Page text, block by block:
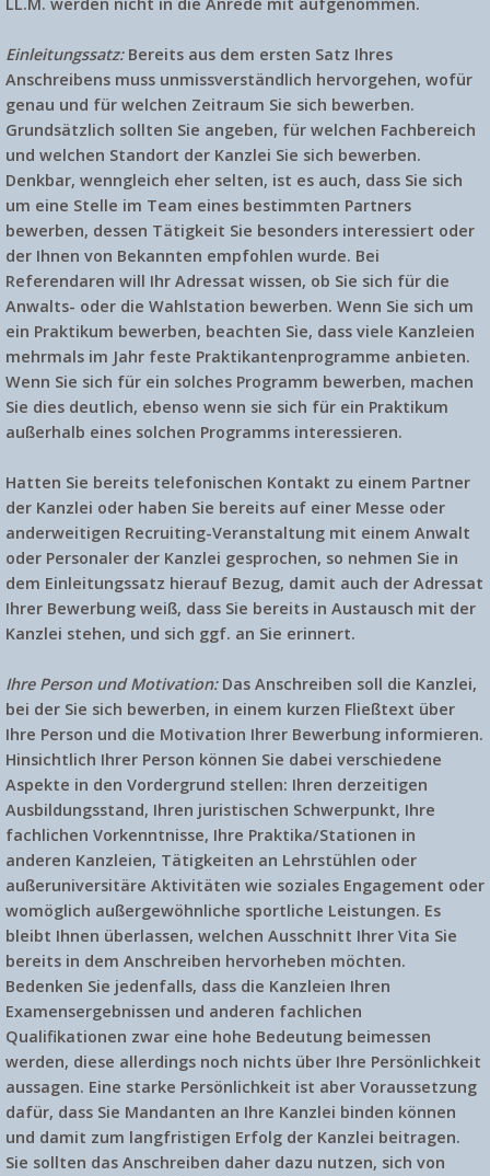
Einleitungssatz:Bereits aus dem ersten Satz Ihres
Anschreibens muss unmissverständlich hervorgehen, wofür
genau und für welchen Zeitraum Sie sich bewerben.
Grundsätzlich sollten Sie angeben, für welchen Fachbereich
und welchen Standort der Kanzlei Sie sich bewerben.
Denkbar, wenngleich eher selten, ist es auch, dass Sie sich
um eine Stelle im Team eines bestimmten Partners
bewerben, dessen Tätigkeit Sie besonders interessiert oder
der Ihnen von Bekannten empfohlen wurde. Bei
Referendaren will Ihr Adressat wissen, ob Sie sich für die
Anwalts- oder die Wahlstation bewerben. Wenn Sie sich um
ein Praktikum bewerben, beachten Sie, dass viele Kanzleien
mehrmals im Jahr feste Praktikantenprogramme anbieten.
Wenn Sie sich für ein solches Programm bewerben, machen
Sie dies deutlich, ebenso wenn sie sich für ein Praktikum
außerhalb eines solchen Programms interessieren.
Hatten Sie bereits telefonischen Kontakt zu einem Partner
der Kanzlei oder haben Sie bereits auf einer Messe oder
anderweitigen Recruiting-Veranstaltung mit einem Anwalt
oder Personaler der Kanzlei gesprochen, so nehmen Sie in
dem Einleitungssatz hierauf Bezug, damit auch der Adressat
Ihrer Bewerbung weiß, dass Sie bereits in Austausch mit der
Kanzlei stehen, und sich ggf. an Sie erinnert.
Ihre Person und Motivation:Das Anschreiben soll die Kanzlei,
bei der Sie sich bewerben, in einem kurzen Fließtext über
Ihre Person und die Motivation Ihrer Bewerbung informieren.
Hinsichtlich Ihrer Person können Sie dabei verschiedene
Aspekte in den Vordergrund stellen: Ihren derzeitigen
Ausbildungsstand, Ihren juristischen Schwerpunkt, Ihre
fachlichen Vorkenntnisse, Ihre Praktika/Stationen in
anderen Kanzleien, Tätigkeiten an Lehrstühlen oder
außeruniversitäre Aktivitäten wie soziales Engagement oder
womöglich außergewöhnliche sportliche Leistungen. Es
bleibt Ihnen überlassen, welchen Ausschnitt Ihrer Vita Sie
bereits in dem Anschreiben hervorheben möchten.
Bedenken Sie jedenfalls, dass die Kanzleien Ihren
Examensergebnissen und anderen fachlichen
Qualifikationen zwar eine hohe Bedeutung beimessen
werden, diese allerdings noch nichts über Ihre Persönlichkeit
aussagen. Eine starke Persönlichkeit ist aber Voraussetzung
dafür, dass Sie Mandanten an Ihre Kanzlei binden können
und damit zum langfristigen Erfolg der Kanzlei beitragen.
Sie sollten das Anschreiben daher dazu nutzen, sich von